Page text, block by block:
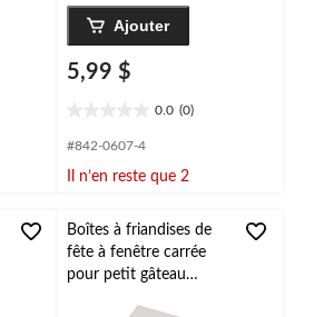
Ajouter
5,99 $
0.0 (0)
étoile(s)
5.
#842-0607-4
Il n’en reste que 2
Boîtes à friandises de
fête à fenêtre carrée
pour petit gâteau